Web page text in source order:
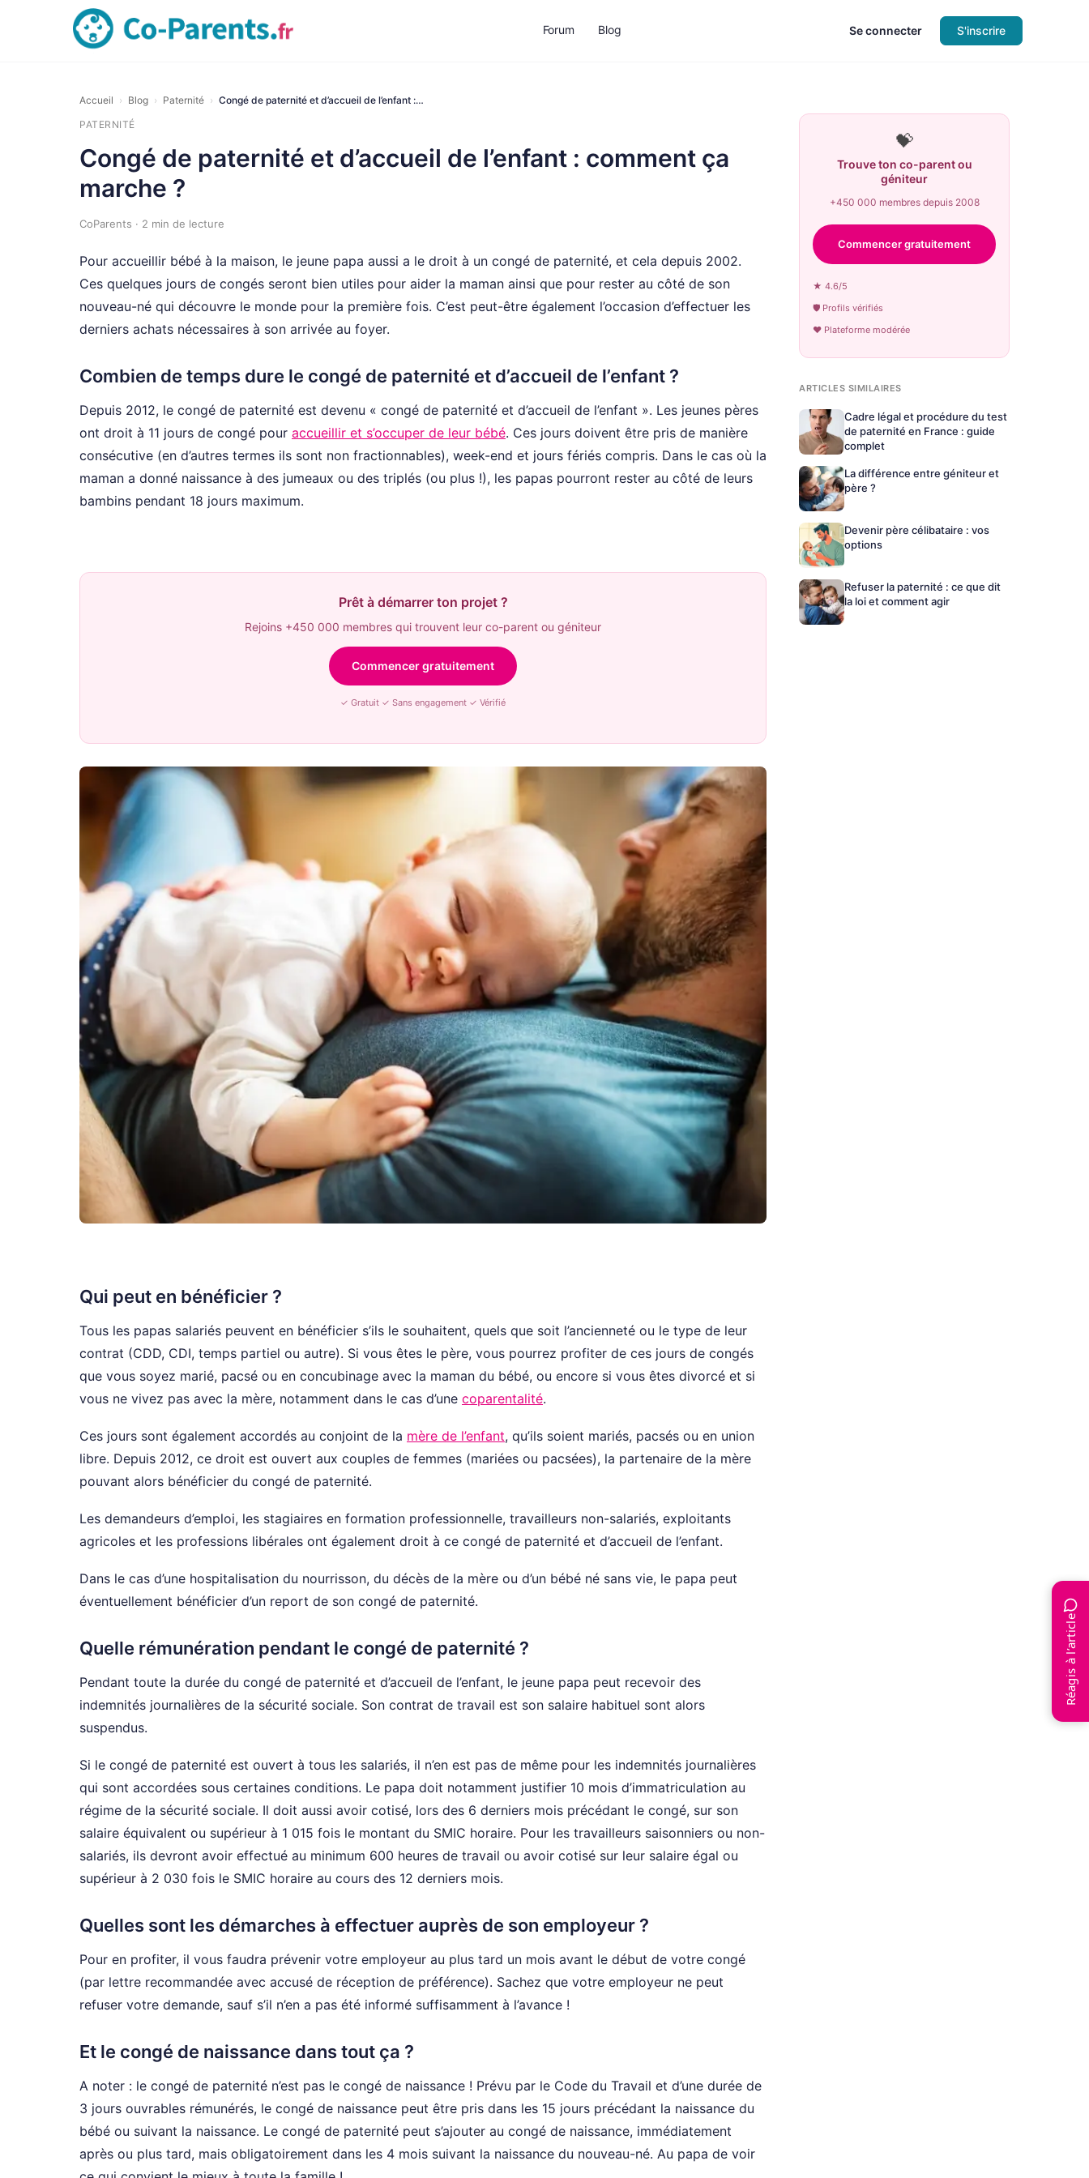
Forum Blog Se connecter S'inscrire
Accueil › Blog › Paternité › Congé de paternité et d’accueil de l’enfant :…
PATERNITÉ
Congé de paternité et d’accueil de l’enfant : comment ça
marche ?
CoParents · 2 min de lecture
Pour accueillir bébé à la maison, le jeune papa aussi a le droit à un congé de paternité, et cela depuis 2002.
Ces quelques jours de congés seront bien utiles pour aider la maman ainsi que pour rester au côté de son
nouveau-né qui découvre le monde pour la première fois. C’est peut-être également l’occasion d’effectuer les
derniers achats nécessaires à son arrivée au foyer.
Combien de temps dure le congé de paternité et d’accueil de l’enfant ?
Depuis 2012, le congé de paternité est devenu « congé de paternité et d’accueil de l’enfant ». Les jeunes pères
ont droit à 11 jours de congé pour accueillir et s’occuper de leur bébé. Ces jours doivent être pris de manière
consécutive (en d’autres termes ils sont non fractionnables), week-end et jours fériés compris. Dans le cas où la
maman a donné naissance à des jumeaux ou des triplés (ou plus !), les papas pourront rester au côté de leurs
bambins pendant 18 jours maximum.
Prêt à démarrer ton projet ?
Rejoins +450 000 membres qui trouvent leur co-parent ou géniteur
Commencer gratuitement
✓ Gratuit ✓ Sans engagement ✓ Vérifié
Qui peut en bénéficier ?
Tous les papas salariés peuvent en bénéficier s’ils le souhaitent, quels que soit l’ancienneté ou le type de leur
contrat (CDD, CDI, temps partiel ou autre). Si vous êtes le père, vous pourrez profiter de ces jours de congés
que vous soyez marié, pacsé ou en concubinage avec la maman du bébé, ou encore si vous êtes divorcé et si
vous ne vivez pas avec la mère, notamment dans le cas d’une coparentalité.
Ces jours sont également accordés au conjoint de la mère de l’enfant, qu’ils soient mariés, pacsés ou en union
libre. Depuis 2012, ce droit est ouvert aux couples de femmes (mariées ou pacsées), la partenaire de la mère
pouvant alors bénéficier du congé de paternité.
Les demandeurs d’emploi, les stagiaires en formation professionnelle, travailleurs non-salariés, exploitants
agricoles et les professions libérales ont également droit à ce congé de paternité et d’accueil de l’enfant.
Dans le cas d’une hospitalisation du nourrisson, du décès de la mère ou d’un bébé né sans vie, le papa peut
éventuellement bénéficier d’un report de son congé de paternité.
Quelle rémunération pendant le congé de paternité ?
Pendant toute la durée du congé de paternité et d’accueil de l’enfant, le jeune papa peut recevoir des
indemnités journalières de la sécurité sociale. Son contrat de travail est son salaire habituel sont alors
suspendus.
Si le congé de paternité est ouvert à tous les salariés, il n’en est pas de même pour les indemnités journalières
qui sont accordées sous certaines conditions. Le papa doit notamment justifier 10 mois d’immatriculation au
régime de la sécurité sociale. Il doit aussi avoir cotisé, lors des 6 derniers mois précédant le congé, sur son
salaire équivalent ou supérieur à 1 015 fois le montant du SMIC horaire. Pour les travailleurs saisonniers ou non-
salariés, ils devront avoir effectué au minimum 600 heures de travail ou avoir cotisé sur leur salaire égal ou
supérieur à 2 030 fois le SMIC horaire au cours des 12 derniers mois.
Quelles sont les démarches à effectuer auprès de son employeur ?
Pour en profiter, il vous faudra prévenir votre employeur au plus tard un mois avant le début de votre congé
(par lettre recommandée avec accusé de réception de préférence). Sachez que votre employeur ne peut
refuser votre demande, sauf s’il n’en a pas été informé suffisamment à l’avance !
Et le congé de naissance dans tout ça ?
A noter : le congé de paternité n’est pas le congé de naissance ! Prévu par le Code du Travail et d’une durée de
3 jours ouvrables rémunérés, le congé de naissance peut être pris dans les 15 jours précédant la naissance du
bébé ou suivant la naissance. Le congé de paternité peut s’ajouter au congé de naissance, immédiatement
après ou plus tard, mais obligatoirement dans les 4 mois suivant la naissance du nouveau-né. Au papa de voir
💝
Trouve ton co-parent ou
géniteur
+450 000 membres depuis 2008
Commencer gratuitement
★ 4.6/5
🛡 Profils vérifiés
♥ Plateforme modérée
ARTICLES SIMILAIRES
Cadre légal et procédure du test
de paternité en France : guide
complet
La différence entre géniteur et
père ?
Devenir père célibataire : vos
options
Refuser la paternité : ce que dit
la loi et comment agir
Réagis à l’article